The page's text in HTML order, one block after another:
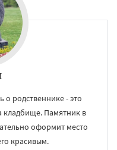
о родственнике - это
кладбище. Памятник в
оформит место
красивым.